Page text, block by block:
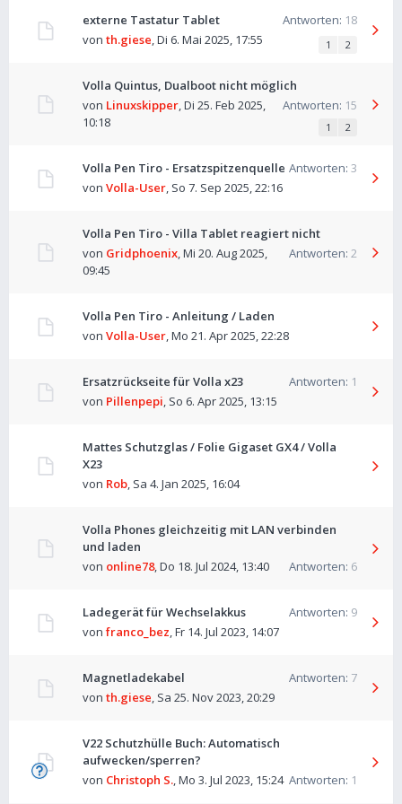
externe Tastatur Tablet Antworten: 18
von th.giese,Di 6. Mai 2025, 17:55 1 2
Volla Quintus, Dualboot nicht möglich
Antworten: 15
von Linuxskipper,Di 25. Feb 2025,
10:18
1 2
Volla Pen Tiro - Ersatzspitzenquelle Antworten: 3
von Volla-User, So 7. Sep 2025, 22:16
Volla Pen Tiro - Villa Tablet reagiert nicht
Antworten: 2
von Gridphoenix,Mi 20. Aug 2025,
09:45
Volla Pen Tiro - Anleitung / Laden
von Volla-User,Mo 21. Apr 2025, 22:28
Ersatzrückseite für Volla x23 Antworten: 1
von Pillenpepi, So 6. Apr 2025, 13:15
Mattes Schutzglas / Folie Gigaset GX4 / Volla
X23
von Rob, Sa 4. Jan 2025, 16:04
Volla Phones gleichzeitig mit LAN verbinden
und laden
Antworten: 6
von online78,Do 18. Jul 2024, 13:40
Ladegerät für Wechselakkus Antworten: 9
von franco_bez,Fr 14. Jul 2023, 14:07
Magnetladekabel Antworten: 7
von th.giese, Sa 25. Nov 2023, 20:29
V22 Schutzhülle Buch: Automatisch
aufwecken/sperren?
Antworten: 1
von Christoph S.,Mo 3. Jul 2023, 15:24